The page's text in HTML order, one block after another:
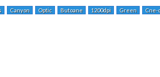
Canyon Optic Butoane 1200dpi Green Cne-